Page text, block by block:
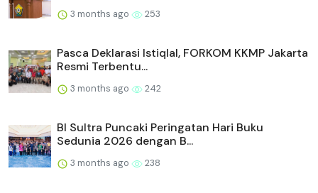
3 months ago 253
Pasca Deklarasi Istiqlal, FORKOM KKMP Jakarta
Resmi Terbentu...
3 months ago 242
BI Sultra Puncaki Peringatan Hari Buku
Sedunia 2026 dengan B...
3 months ago 238